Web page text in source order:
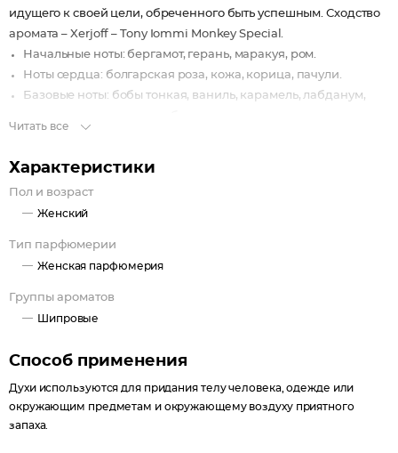
идущего к своей цели, обреченного быть успешным. Сходство
аромата – Xerjoff – Tony Iommi Monkey Special.
Начальные ноты: бергамот, герань, маракуя, ром.
Ноты сердца: болгарская роза, кожа, корица, пачули.
Базовые ноты: бобы тонкая, ваниль, карамель, лабданум,
Читать все
Характеристики
Пол и возраст
Женский
Тип парфюмерии
Женская парфюмерия
Группы ароматов
Шипровые
Способ применения
Духи используются для придания телу человека, одежде или
окружающим предметам и окружающему воздуху приятного
запаха.